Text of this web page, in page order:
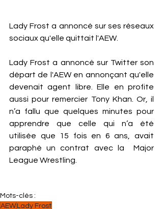
Lady Frost a annoncé sur ses réseaux
sociaux qu'elle quittait l'AEW.
Lady Frost a annoncé sur Twitter son
départ de l'AEW en annonçant qu'elle
devenait agent libre. Elle en profite
aussi pour remercier Tony Khan. Or, il
n’a fallu que quelques minutes pour
apprendre que celle qui n’a été
utilisée que 15 fois en 6 ans, avait
paraphé un contrat avec la  Major
League Wrestling.
Mots-clés :
AEW Lady Frost